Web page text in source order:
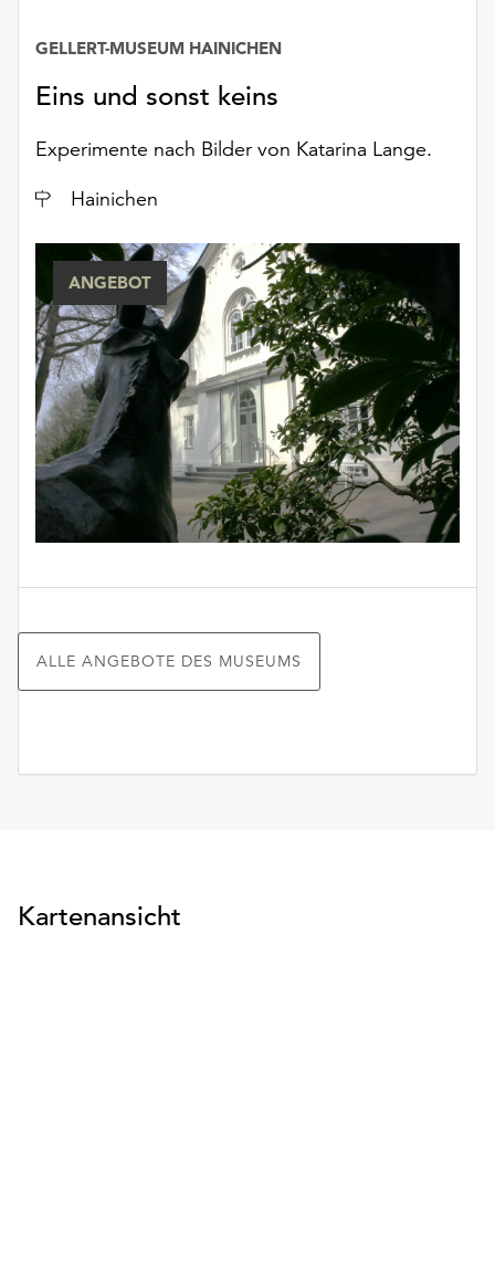
Eins und sonst keins
GELLERT-MUSEUM HAINICHEN
Experimente nach Bilder von Katarina Lange.
Ort
Hainichen
ANGEBOT
ALLE ANGEBOTE DES MUSEUMS
Kartenansicht